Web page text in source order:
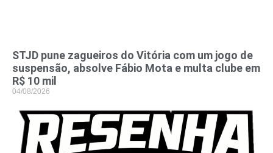
STJD pune zagueiros do Vitória com um jogo de
suspensão, absolve Fábio Mota e multa clube em
R$ 10 mil
04/08/2026